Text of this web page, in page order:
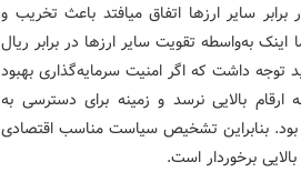
سایر ارزها اتفاق میافتد باعث تخریب و
به‌واسطه تقویت سایر ارزها در برابر ریال
توجه داشت که اگر امنیت سرمایه‌گذاری بهبود
بالایی نرسد و زمینه برای دسترسی به
بنابراین تشخیص سیاست مناسب اقتصادی
برخوردار است.